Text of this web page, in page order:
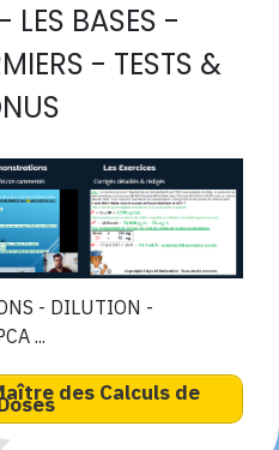
LES BASES -
- TESTS &
- DILUTION -
...
des Calculs de